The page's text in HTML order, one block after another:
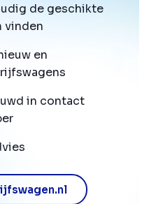
de geschikte
vinden
en
in contact